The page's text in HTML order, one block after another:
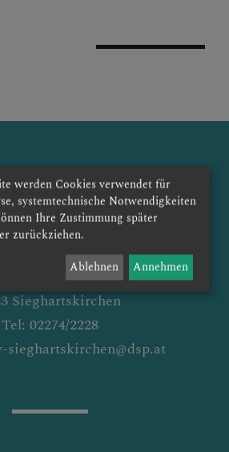
TERMINE,
Sieghartskirchen
- Ried am Riederberg
Linzer Straße 2
Sieghartskirchen
Tel: 02274/2228
werden Cookies verwendet für
systemtechnische Notwendigkeiten
Ihre Zustimmung später
zurückziehen.
Ablehnen Annehmen